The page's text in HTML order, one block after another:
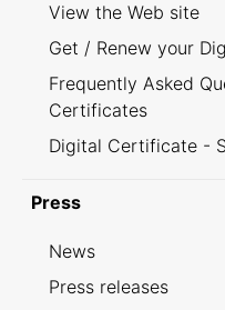
View the Web site
Get / Renew your
Frequently Asked
Certificates
Digital Certificate -
Press
News
Press releases